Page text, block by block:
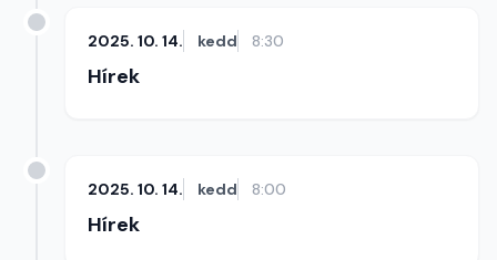
2025. 10. 14. kedd 8:30
Hírek
2025. 10. 14. kedd 8:00
Hírek